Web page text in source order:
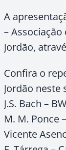
A
–
Jordão,
Confira o
Jordão neste
J.S. Bach –
M. M. Ponce
Vicente